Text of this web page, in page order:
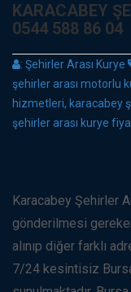
KARACABEY
0544 588 86 04
: Şehirler Arası Kurye
şehirler arası motorlu
hizmetleri, karacabey
şehirler arası kurye
Karacabey Şehirler
gönderilmesi
alınıp diğer farklı
7/24 kesintisiz